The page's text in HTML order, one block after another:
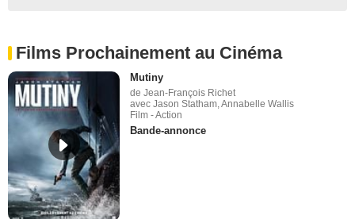
Films Prochainement au Cinéma
Mutiny
de Jean-François Richet
avec Jason Statham, Annabelle Wallis
Film - Action
Bande-annonce